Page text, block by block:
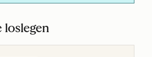
loslegen